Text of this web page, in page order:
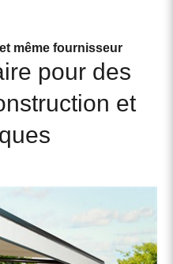
même fournisseur
pour des
et